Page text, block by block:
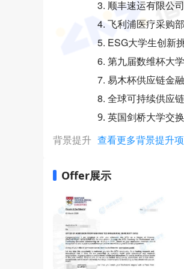
3. 顺丰速运有限公
4. 飞利浦医疗采购
5. ESG大学生创新
6. 第九届数维杯大
7. 易木杯供应链金
8. 全球可持续供应
9. 英国剑桥大学交换
背景提升 查看更多背景提升
Offer展示